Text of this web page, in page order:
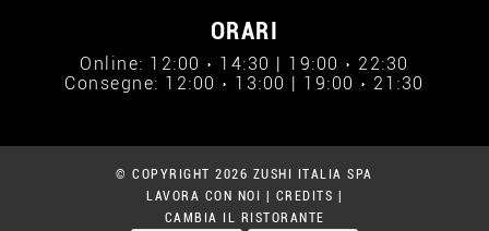
ORARI
Online: 12:00 › 14:30 | 19:00 › 22:30
Consegne: 12:00 › 13:00 | 19:00 › 21:30
© COPYRIGHT 2026 ZUSHI ITALIA SPA
LAVORA CON NOI
CREDITS
CAMBIA IL RISTORANTE